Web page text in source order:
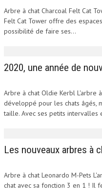
Arbre à chat Charcoal Felt Cat
Felt Cat Tower offre des
possibilité de faire ses...
2020, une année de
Arbre à chat Oldie Kerbl L'arbre
développé pour les chats âgés,
taille. Avec ses petits intervalles
Les nouveaux arbres à
Arbre à chat Leonardo M-Pets
chat avec sa fonction 3 en 1 ! Il